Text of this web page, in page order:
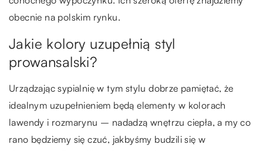
obecnie na polskim rynku.
Jakie kolory uzupełnią styl
prowansalski?
Urządzając sypialnię w tym stylu dobrze pamiętać, że
idealnym uzupełnieniem będą elementy w kolorach
lawendy i rozmarynu – nadadzą wnętrzu ciepła, a my co
rano będziemy się czuć, jakbyśmy budzili się w